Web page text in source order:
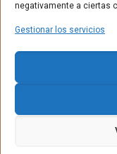
negativamente a ciertas
Gestionar los servicios
© 2025 Centro